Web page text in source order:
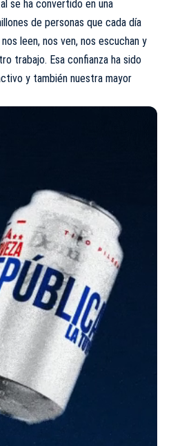
se ha convertido en una
de personas que cada día
leen, nos ven, nos escuchan y
trabajo. Esa confianza ha sido
y también nuestra mayor